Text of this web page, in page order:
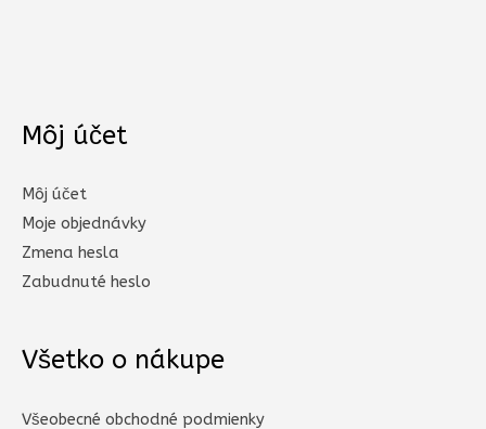
Môj účet
Môj účet
Moje objednávky
Zmena hesla
Zabudnuté heslo
Všetko o nákupe
Všeobecné obchodné podmienky